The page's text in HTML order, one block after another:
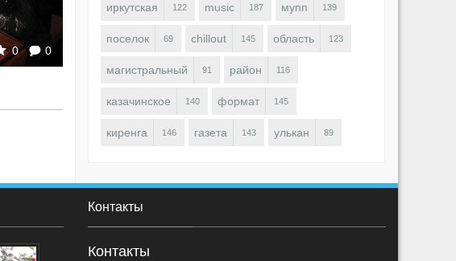
0 0 ROBOT
иркутская 122 music 187 мупп 139
поселок 69 chillout 145 область 123
магистральный 91 район 116
казачинское 140 формат 145
киренга 146 газета 143 улькан 89
Контакты
Контакты